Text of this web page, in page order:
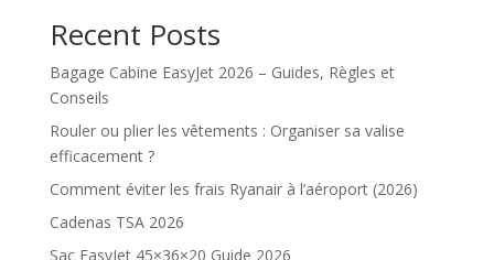
Recent Posts
Bagage Cabine EasyJet 2026 – Guides, Règles et
Conseils
Rouler ou plier les vêtements : Organiser sa valise
efficacement ?
Comment éviter les frais Ryanair à l’aéroport (2026)
Cadenas TSA 2026
Sac EasyJet 45×36×20 Guide 2026